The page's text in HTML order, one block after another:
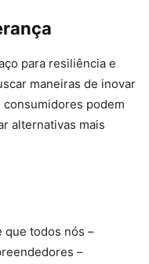
para resiliência e
maneiras de inovar
podem
alternativas mais
que todos nós –
–